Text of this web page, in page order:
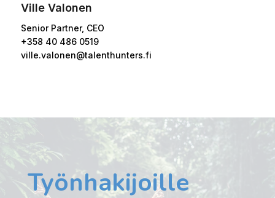
Ville Valonen
Senior Partner, CEO
+358 40 486 0519
ville.valonen@talenthunters.fi
Työnhakijoille